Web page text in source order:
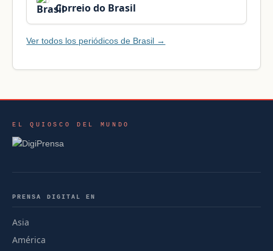
Correio do Brasil
Ver todos los periódicos de Brasil →
EL QUIOSCO DEL MUNDO
PRENSA DIGITAL EN
Asia
América